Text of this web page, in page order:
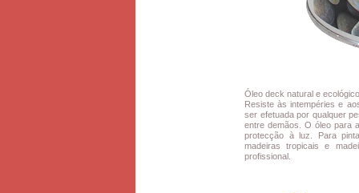
Óleo deck natural e
Resiste às intempéries e
ser efetuada por qualquer
entre demãos. O óleo para
protecção à luz. Para
madeiras tropicais e
profissional.